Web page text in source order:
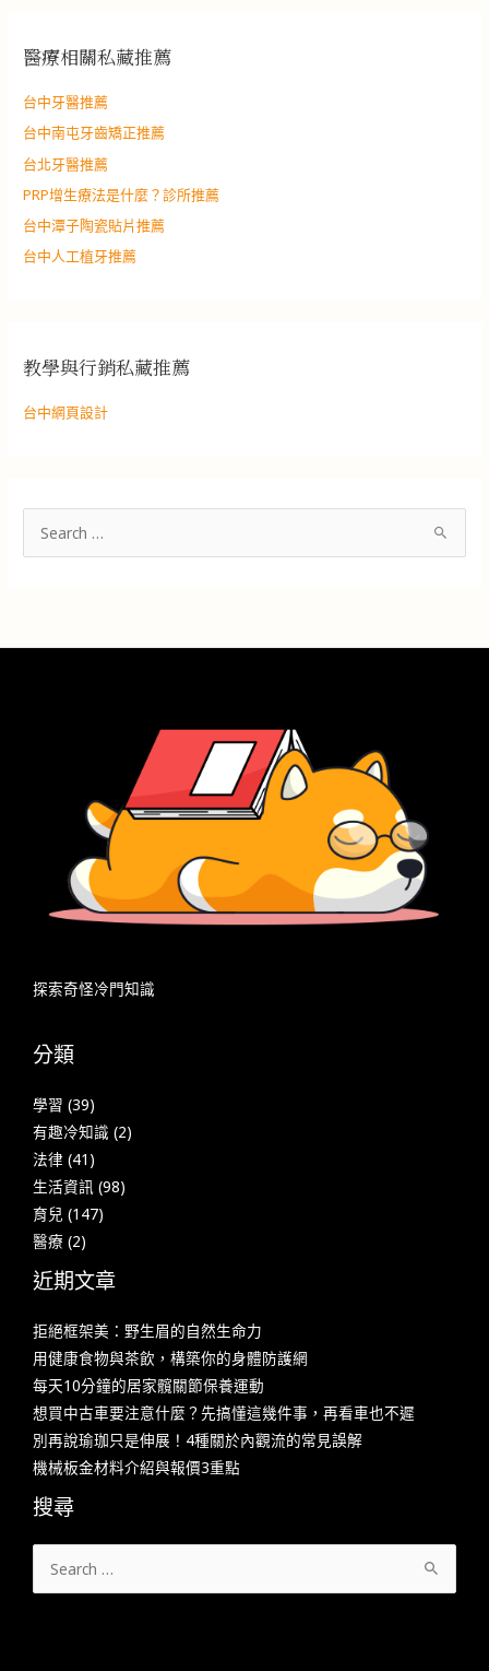
醫療相關私藏推薦
台中牙醫推薦
台中南屯牙齒矯正推薦
台北牙醫推薦
PRP增生療法是什麼？診所推薦
台中潭子陶瓷貼片推薦
台中人工植牙推薦
教學與行銷私藏推薦
台中網頁設計
尋
字
探索奇怪冷門知識
分類
學習 (39)
有趣冷知識 (2)
法律 (41)
生活資訊 (98)
育兒 (147)
醫療 (2)
近期文章
拒絕框架美：野生眉的自然生命力
用健康食物與茶飲，構築你的身體防護網
每天10分鐘的居家髖關節保養運動
想買中古車要注意什麼？先搞懂這幾件事，再看車也不遲
別再說瑜珈只是伸展！4種關於內觀流的常見誤解
機械板金材料介紹與報價3重點
搜尋
尋